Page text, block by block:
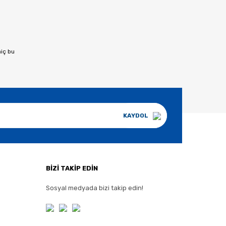
bu
KAYDOL
BİZİ TAKİP EDİN
Sosyal medyada bizi takip edin!